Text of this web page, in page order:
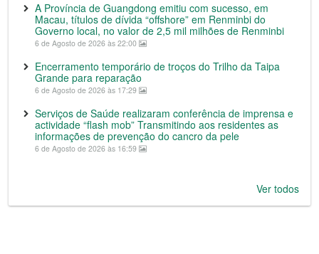
A Província de Guangdong emitiu com sucesso, em
Macau, títulos de dívida “offshore” em Renminbi do
Governo local, no valor de 2,5 mil milhões de Renminbi
6 de Agosto de 2026 às 22:00
Encerramento temporário de troços do Trilho da Taipa
Grande para reparação
6 de Agosto de 2026 às 17:29
Serviços de Saúde realizaram conferência de imprensa e
actividade “flash mob” Transmitindo aos residentes as
informações de prevenção do cancro da pele
6 de Agosto de 2026 às 16:59
Ver todos